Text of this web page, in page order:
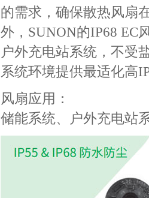
的需求，确保散热风扇
外，SUNON的IP68 EC
户外充电站系统，不受
系统环境提供最适化高
风扇应用：
储能系统、户外充电站